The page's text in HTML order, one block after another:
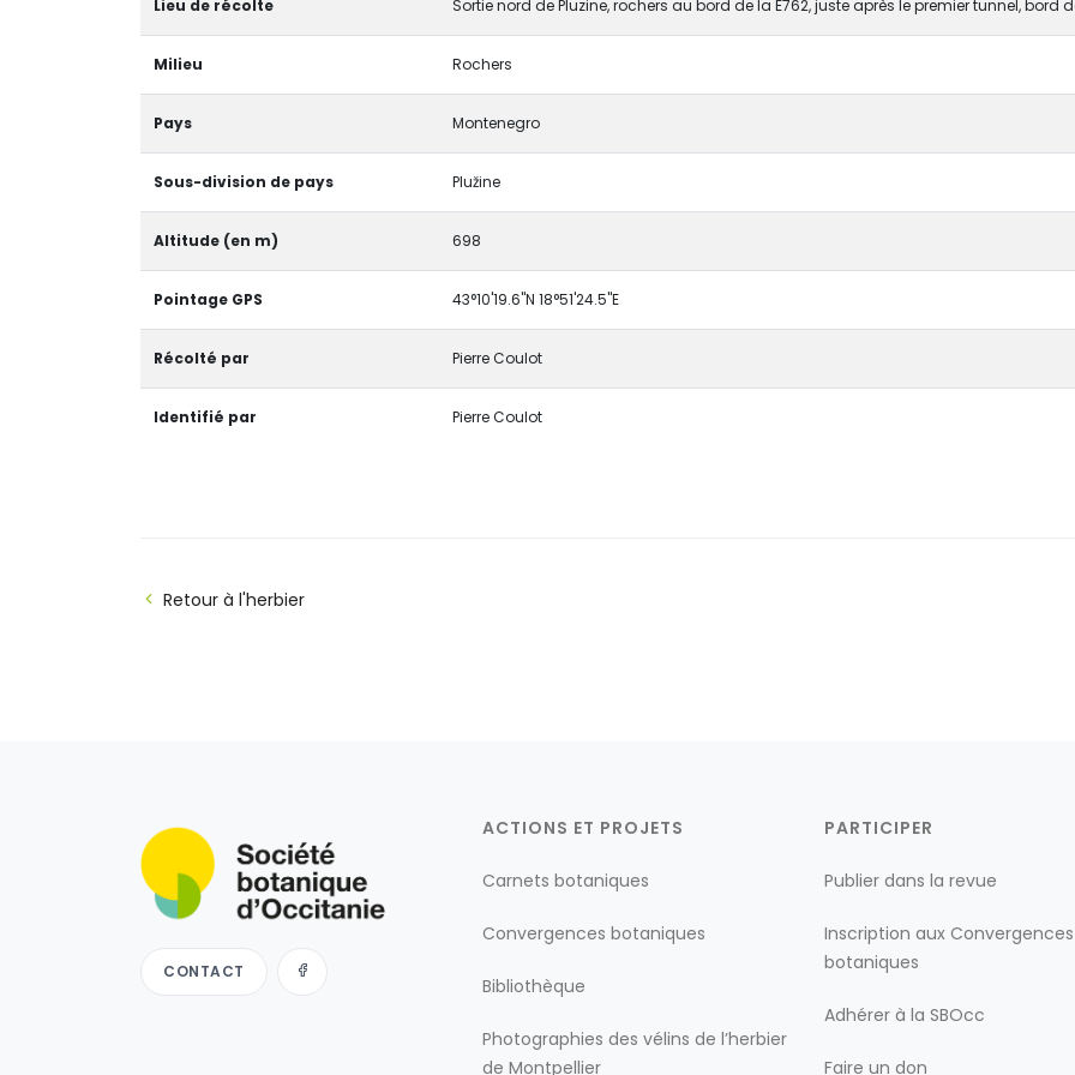
Lieu de récolte Sortie nord de Pluzine, rochers au bord de la E762, juste après le premier tunnel, bord
Milieu Rochers
Pays Montenegro
Sous-division de pays Plužine
Altitude (en m) 698
Pointage GPS 43°10'19.6"N 18°51'24.5"E
Récolté par Pierre Coulot
Identifié par Pierre Coulot
Retour à l'herbier
CONTACT
ACTIONS ET PROJETS
Carnets botaniques
Convergences botaniques
Bibliothèque
Photographies des vélins de l’herbier
de Montpellier
PARTICIPER
Publier dans la revue
Inscription aux Convergences
botaniques
Adhérer à la SBOcc
Faire un don